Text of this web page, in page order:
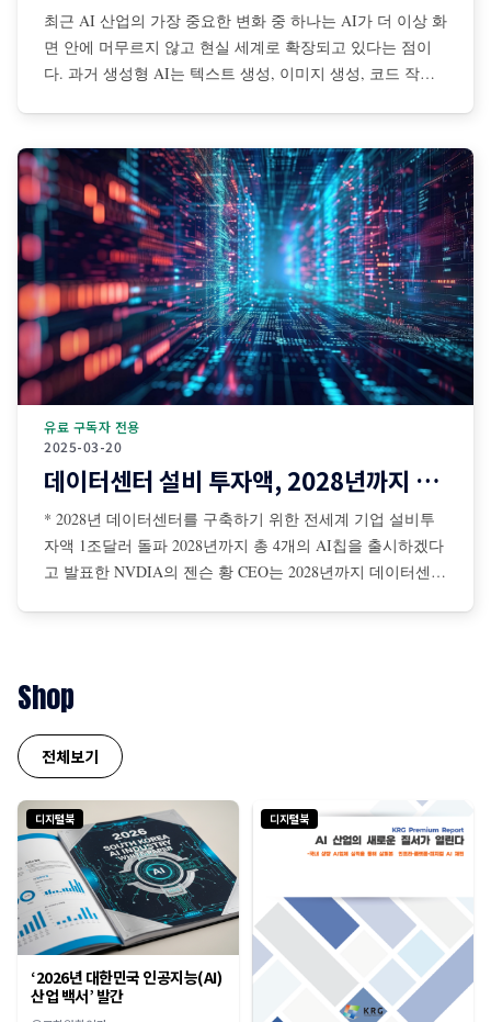
최근 AI 산업의 가장 중요한 변화 중 하나는 AI가 더 이상 화
면 안에 머무르지 않고 현실 세계로 확장되고 있다는 점이
다. 과거 생성형 AI는 텍스트 생성, 이미지 생성, 코드 작성,
동로봇 등과 결합되면서 AI가 물리적
2025-03-20
유료 구독자 전용
데이터센터 설비 투자액, 2028년까지 1조달러 돌파
* 2028년 데이터센터를 구축하기 위한 전세계 기업 설비투
자액 1조달러 돌파 2028년까지 총 4개의 AI칩을 출시하겠다
고 발표한 NVDIA의 젠슨 황 CEO는 2028년까지 데이터센터
Shop
전체보기
디지털북
‘2026년 대한민국 인공지능(AI)
산업 백서’ 발간
디지털북